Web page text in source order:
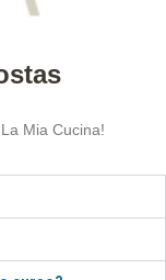
Mia Cucina!